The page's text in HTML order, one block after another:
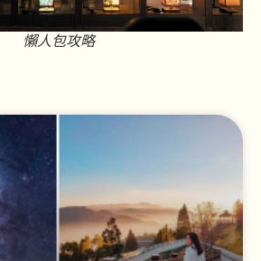
懶人包攻略